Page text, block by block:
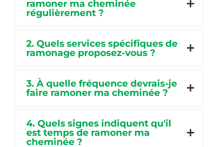
ramoner ma cheminée
régulièrement ?
2. Quels services spécifiques de
ramonage proposez-vous ?
3. À quelle fréquence devrais-je
faire ramoner ma cheminée ?
4. Quels signes indiquent qu'il
est temps de ramoner ma
cheminée ?